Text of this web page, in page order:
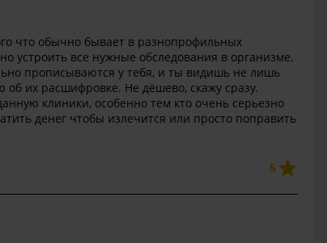
что обычно бывает в разнопрофильных
устроить все нужные обследования в организме.
прописываются у тебя, и ты видишь не лишь
их расшифровке. Не дёшево, скажу сразу.
клиники, особенно тем кто очень серьезно
денег чтобы излечится или просто поправить
5